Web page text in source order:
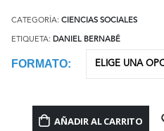
CATEGORÍA: CIENCIAS SOCIALES
ETIQUETA: DANIEL BERNABÉ
FORMATO
AÑADIR AL CARRITO